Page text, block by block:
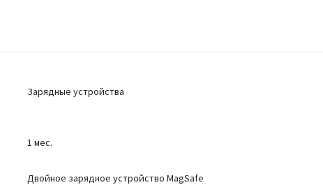
Зарядные устройства
1 мес.
Двойное зарядное устройство MagSafe